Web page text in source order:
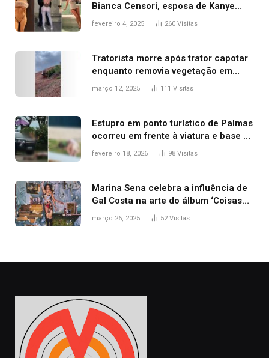
Bianca Censori, esposa de Kanye
West que apareceu nua no Grammy
fevereiro 4, 2025 260 Visitas
Tratorista morre após trator capotar
enquanto removia vegetação em
ribanceira de rodovia
março 12, 2025 111 Visitas
Estupro em ponto turístico de Palmas
ocorreu em frente à viatura e base de
segurança; polícia investiga
fevereiro 18, 2026 98 Visitas
Marina Sena celebra a influência de
Gal Costa na arte do álbum ‘Coisas
naturais’
março 26, 2025 52Visitas